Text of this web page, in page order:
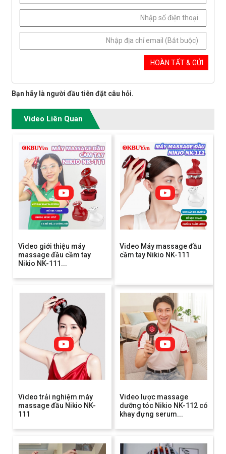
Bạn hãy là người đầu tiên đặt câu hỏi.
Video Liên Quan
Video giới thiệu máy
massage đầu cầm tay
Nikio NK-111...
Video Máy massage đầu
cầm tay Nikio NK-111
Video trải nghiệm máy
massage đầu Nikio NK-
111
Video lược massage
dưỡng tóc Nikio NK-112 có
khay đựng serum...